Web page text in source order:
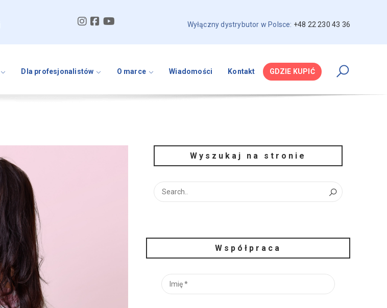
Wyłączny dystrybutor w Polsce: +48 22 230 43 36
Dla profesjonalistów O marce Wiadomości Kontakt GDZIE KUPIĆ
Wyszukaj na stronie
Współpraca